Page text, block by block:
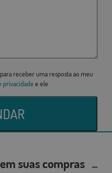
receber uma resposta ao meu
privacidade e ele
suas compras